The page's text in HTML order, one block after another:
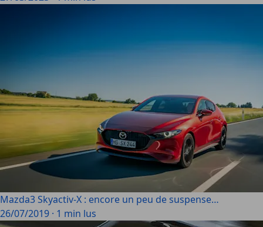
Mazda3 Skyactiv-X : encore un peu de suspense…
26/07/2019 · 1 min lus